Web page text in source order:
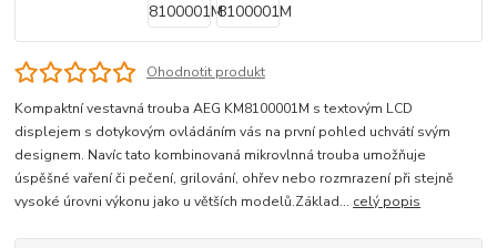
Ohodnotit produkt
Kompaktní vestavná trouba AEG KM8100001M s textovým LCD
displejem s dotykovým ovládáním vás na první pohled uchvátí svým
designem. Navíc tato kombinovaná mikrovlnná trouba umožňuje
úspěšné vaření či pečení, grilování, ohřev nebo rozmrazení při stejně
vysoké úrovni výkonu jako u větších modelů.Základ... celý popis